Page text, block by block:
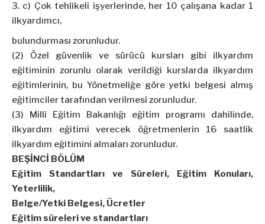
c) Çok tehlikeli işyerlerinde, her 10 çalışana kadar 1
ilkyardımcı,
bulundurması zorunludur.
(2) Özel güvenlik ve sürücü kursları gibi ilkyardım
eğitiminin zorunlu olarak verildiği kurslarda ilkyardım
eğitimlerinin, bu Yönetmeliğe göre yetki belgesi almış
eğitimciler tarafından verilmesi zorunludur.
(3) Milli Eğitim Bakanlığı eğitim programı dahilinde,
ilkyardım eğitimi verecek öğretmenlerin 16 saatlik
ilkyardım eğitimini almaları zorunludur.
BEŞİNCİ BÖLÜM
Eğitim Standartları ve Süreleri, Eğitim Konuları,
Yeterlilik,
Belge/Yetki Belgesi, Ücretler
Eğitim süreleri ve standartları